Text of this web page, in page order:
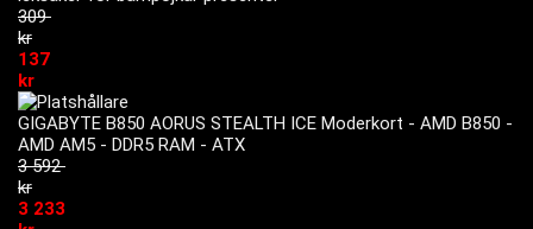
309
kr
137
kr
GIGABYTE B850 AORUS STEALTH ICE Moderkort - AMD B850 -
AMD AM5 - DDR5 RAM - ATX
3 592
kr
3 233